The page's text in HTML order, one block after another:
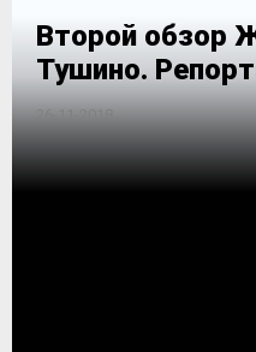
Второй обзор
Тушино.